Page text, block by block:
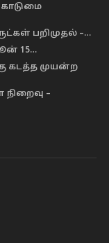
பறிமுதல் –…
15…
கடத்த முயன்ற
–